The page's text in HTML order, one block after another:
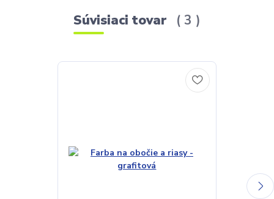
Súvisiaci tovar 3